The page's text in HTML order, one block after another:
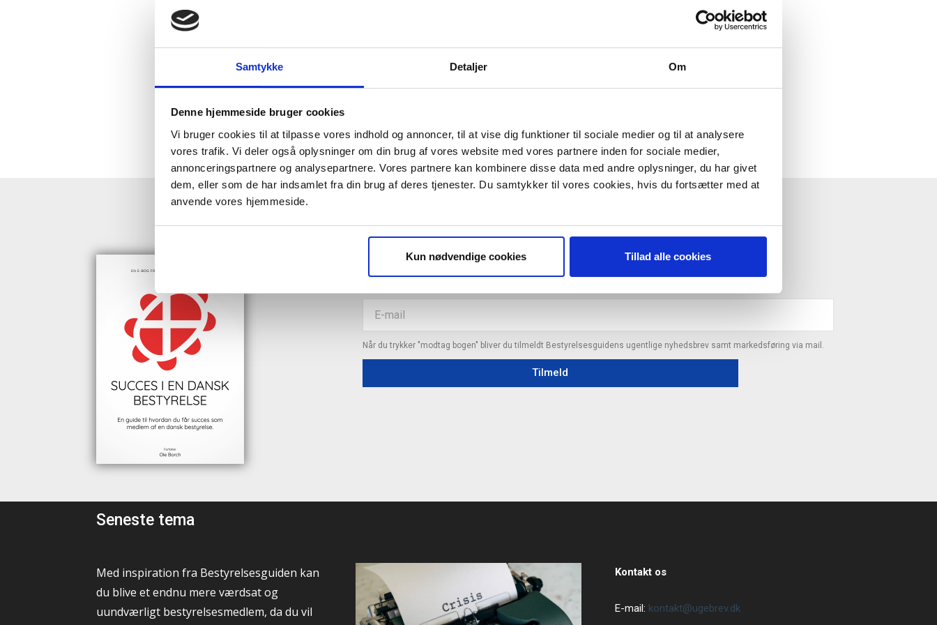
Samtykke Detaljer Om
Denne hjemmeside bruger cookies
Vi bruger cookies til at tilpasse vores indhold og annoncer, til at vise dig funktioner til sociale medier og til at analysere
vores trafik. Vi deler også oplysninger om din brug af vores website med vores partnere inden for sociale medier,
annonceringspartnere og analysepartnere. Vores partnere kan kombinere disse data med andre oplysninger, du har givet
dem, eller som de har indsamlet fra din brug af deres tjenester. Du samtykker til vores cookies, hvis du fortsætter med at
anvende vores hjemmeside.
Kun nødvendige cookies Tillad alle cookies
Strategi & Forretningsudvikling
Økonomisk Rådgivning
HENT GRATIS E-BOG "SUCCES I EN DANSK BESTYRELSE"
Når du trykker "modtag bogen" bliver du tilmeldt Bestyrelsesguidens ugentlige nyhedsbrev samt markedsføring via mail.
Tilmeld
Seneste tema
Med inspiration fra Bestyrelsesguiden kan
du blive et endnu mere værdsat og
uundværligt bestyrelsesmedlem, da du vil
Kontakt os
E-mail: kontakt@ugebrev.dk